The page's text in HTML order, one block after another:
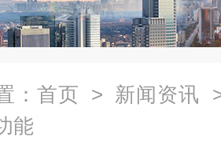
： 首页 > 新闻资讯
能